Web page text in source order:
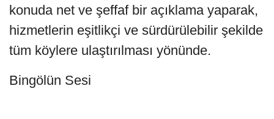
konuda net ve şeffaf bir açıklama yaparak,
hizmetlerin eşitlikçi ve sürdürülebilir şekilde
tüm köylere ulaştırılması yönünde.
Bingölün Sesi